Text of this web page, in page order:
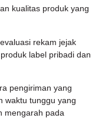
kualitas produk yang
rekam jejak
label pribadi dan
pengiriman yang
waktu tunggu yang
mengarah pada